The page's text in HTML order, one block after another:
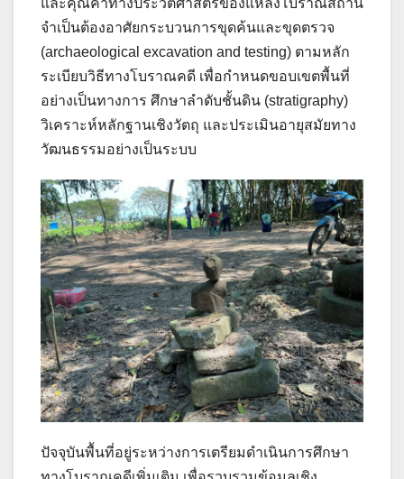
และคุณค่าทางประวัติศาสตร์ของแหล่งโบราณสถาน
จำเป็นต้องอาศัยกระบวนการขุดค้นและขุดตรวจ
(archaeological excavation and testing) ตามหลัก
ระเบียบวิธีทางโบราณคดี เพื่อกำหนดขอบเขตพื้นที่
อย่างเป็นทางการ ศึกษาลำดับชั้นดิน (stratigraphy)
วิเคราะห์หลักฐานเชิงวัตถุ และประเมินอายุสมัยทาง
วัฒนธรรมอย่างเป็นระบบ
ปัจจุบันพื้นที่อยู่ระหว่างการเตรียมดำเนินการศึกษา